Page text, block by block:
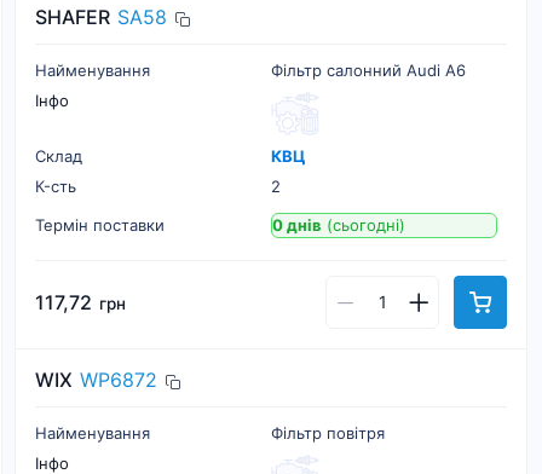
SHAFER SA58
Найменування
Фільтр салонний Audi A6
Інфо
Склад
КВЦ
К-cть
2
Термін поставки
0 днів (сьогодні)
117,72 грн
WIX WP6872
Найменування
Фільтр повітря
Інфо